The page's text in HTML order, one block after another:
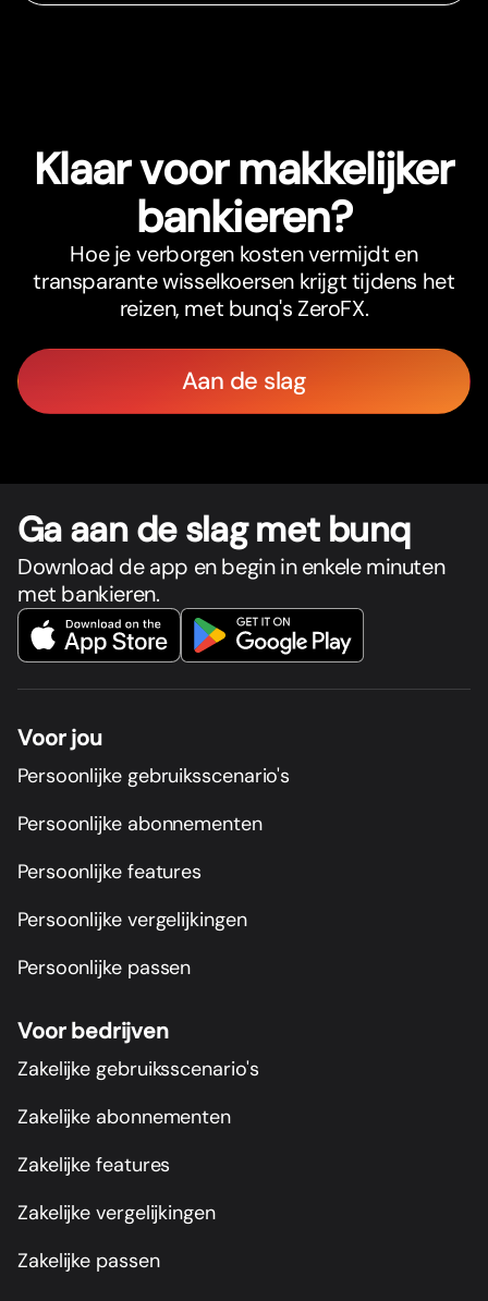
Klaar voor makkelijker
bankieren?
Hoe je verborgen kosten vermijdt en
transparante wisselkoersen krijgt tijdens het
reizen, met bunq's ZeroFX.
Aan de slag
Ga aan de slag met bunq
Download de app en begin in enkele minuten
met bankieren.
Voor jou
Persoonlijke gebruiksscenario's
Persoonlijke abonnementen
Persoonlijke features
Persoonlijke vergelijkingen
Persoonlijke passen
Voor bedrijven
Zakelijke gebruiksscenario's
Zakelijke abonnementen
Zakelijke features
Zakelijke vergelijkingen
Zakelijke passen